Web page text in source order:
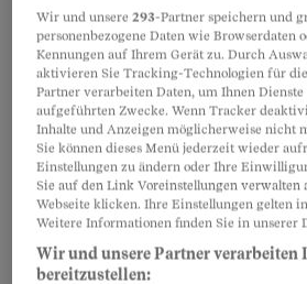
Anders sieht es aus, wenn Sie
qualmen.Dort gilt:
müssenauf die
nehmen. Wenn Sie so viel
Nachbar zu keiner Tages-
Wohnung lüftenkann, ist das
einMangel an der Mietsache.
Vermieterschaft muss das
notfalls indem sieder
Wir und unsere293-Partner speichern und
personenbezogene Daten wie Browserdaten
Kennungen auf Ihrem Gerät zu. Durch
aktivieren Sie Tracking-Technologien für
Partner verarbeiten Daten, um Ihnen Dienste
aufgeführten Zwecke. Wenn Tracker
Inhalte und Anzeigen möglicherweise nicht
Sie können dieses Menü jederzeit wieder
Einstellungen zu ändern oder Ihre
Sie auf den Link Voreinstellungen verwalten
Webseite klicken. Ihre Einstellungen gelten
Weitere Informationen finden Sie in unserer
Wir und unsere Partner verarbeiten
bereitzustellen: